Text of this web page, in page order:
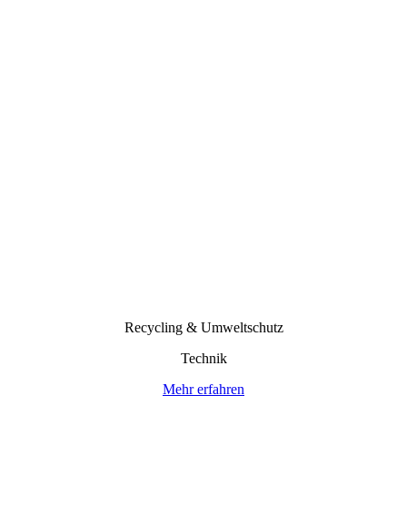
Recycling & Umweltschutz
Technik
Mehr erfahren